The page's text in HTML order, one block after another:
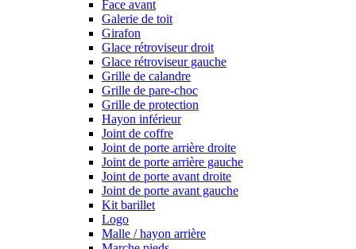
Face avant
Galerie de toit
Girafon
Glace rétroviseur droit
Glace rétroviseur gauche
Grille de calandre
Grille de pare-choc
Grille de protection
Hayon inférieur
Joint de coffre
Joint de porte arrière droite
Joint de porte arrière gauche
Joint de porte avant droite
Joint de porte avant gauche
Kit barillet
Logo
Malle / hayon arrière